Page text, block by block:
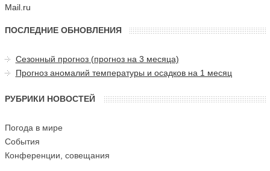
Mail.ru
ПОСЛЕДНИЕ ОБНОВЛЕНИЯ
Сезонный прогноз (прогноз на 3 месяца)
Прогноз аномалий температуры и осадков на 1 месяц
РУБРИКИ НОВОСТЕЙ
Погода в мире
События
Конференции, совещания